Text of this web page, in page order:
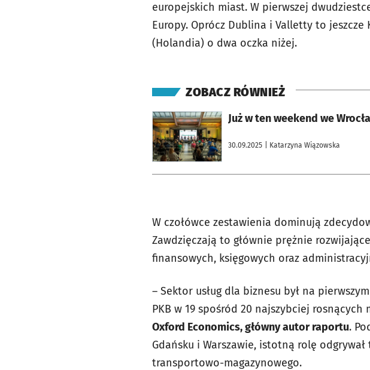
europejskich miast. W pierwszej
Europy. Oprócz Dublina i Valletty to
(Holandia) o dwa oczka niżej.
ZOBACZ RÓWNIEŻ
Już w ten weekend we
30.09.2025 | Katarzyna Wiązowska
otworzy się w nowej karcie
W czołówce zestawienia dominują
Zawdzięczają to głównie prężnie
finansowych, księgowych oraz
– Sektor usług dla biznesu był na
PKB w 19 spośród 20 najszybciej rosnących
Oxford Economics, główny autor raportu.
Gdańsku i Warszawie, istotną rolę
transportowo-magazynowego.